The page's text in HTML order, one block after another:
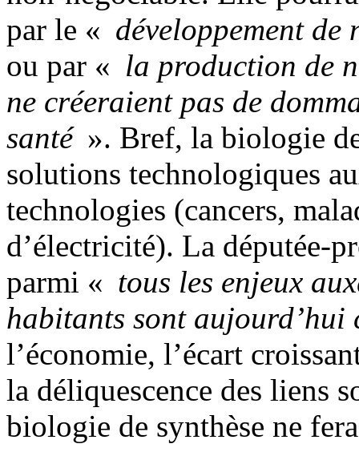
par le « développement de
ou par « la production de
ne créeraient pas de
santé». Bref, la biologie de
solutions technologiques
technologies (cancers,
d’électricité). La députée-
parmi « tous les enjeux
habitants sont aujourd’hui
l’économie, l’écart
la déliquescence des liens
biologie de synthèse ne